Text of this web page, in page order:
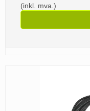
(inkl. mva.)